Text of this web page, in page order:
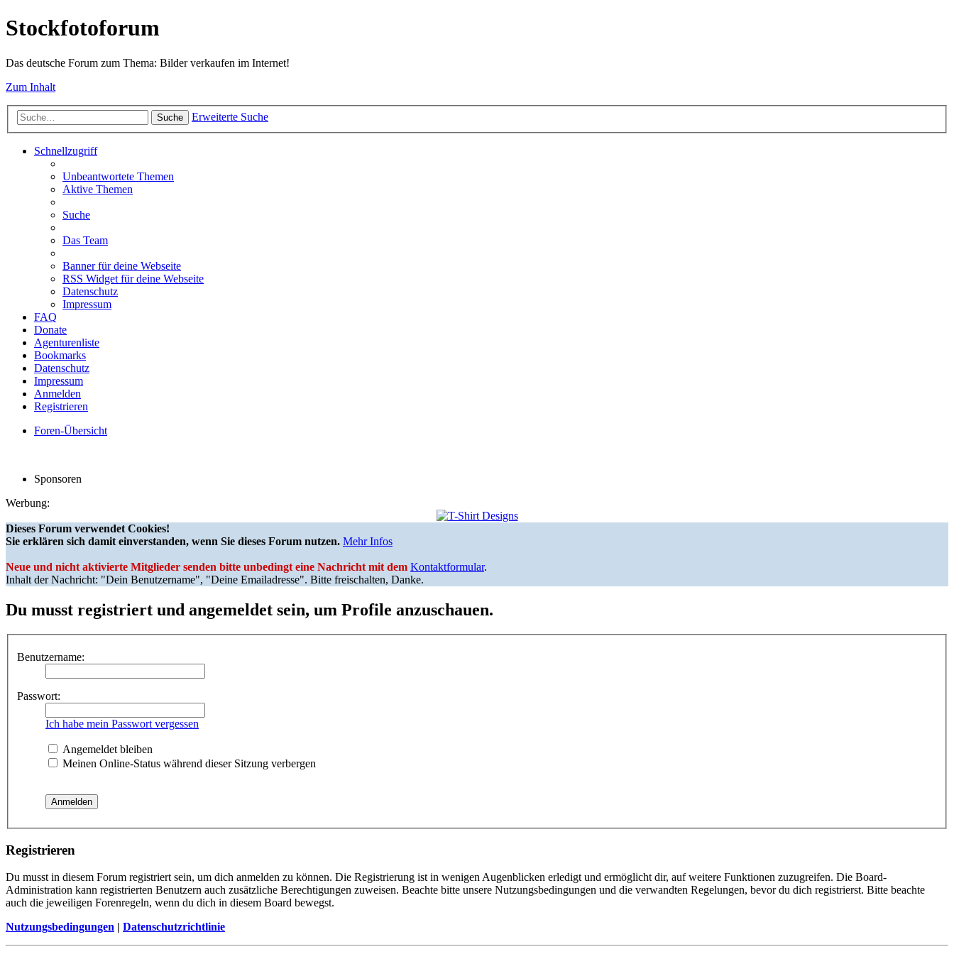
Stockfotoforum
Das deutsche Forum zum Thema: Bilder verkaufen im Internet!
Zum Inhalt
Suche Erweiterte Suche
Schnellzugriff
Unbeantwortete Themen
Aktive Themen
Suche
Das Team
Banner für deine Webseite
RSS Widget für deine Webseite
Datenschutz
Impressum
FAQ
Donate
Agenturenliste
Bookmarks
Datenschutz
Impressum
Anmelden
Registrieren
Foren-Übersicht
Sponsoren
Werbung:
Dieses Forum verwendet Cookies!
Sie erklären sich damit einverstanden, wenn Sie dieses Forum nutzen. Mehr Infos
Neue und nicht aktivierte Mitglieder senden bitte unbedingt eine Nachricht mit dem Kontaktformular.
Inhalt der Nachricht: "Dein Benutzername", "Deine Emailadresse". Bitte freischalten, Danke.
Du musst registriert und angemeldet sein, um Profile anzuschauen.
Benutzername:
Passwort:
Ich habe mein Passwort vergessen
Angemeldet bleiben
Meinen Online-Status während dieser Sitzung verbergen
Registrieren
Du musst in diesem Forum registriert sein, um dich anmelden zu können. Die Registrierung ist in wenigen Augenblicken erledigt und ermöglicht dir, auf weitere Funktionen zuzugreifen. Die Board-
Administration kann registrierten Benutzern auch zusätzliche Berechtigungen zuweisen. Beachte bitte unsere Nutzungsbedingungen und die verwandten Regelungen, bevor du dich registrierst. Bitte beachte
auch die jeweiligen Forenregeln, wenn du dich in diesem Board bewegst.
Nutzungsbedingungen | Datenschutzrichtlinie